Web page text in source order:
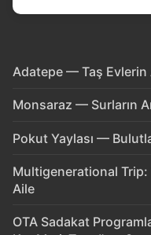
Adatepe — Taş Evlerin
Monsaraz — Surların
Pokut Yaylası —
Multigenerational
Aile
OTA Sadakat